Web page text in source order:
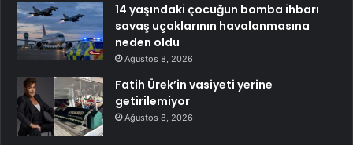
14 yaşındaki çocuğun bomba ihbarı
savaş uçaklarının havalanmasına
neden oldu
Ağustos 8, 2026
Fatih Ürek’in vasiyeti yerine
getirilemiyor
Ağustos 8, 2026